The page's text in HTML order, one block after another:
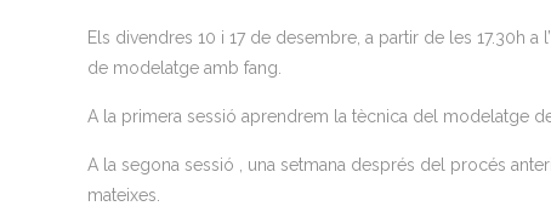
Els divendres 10 i 17 de desembre, a partir de les 17.30h
de modelatge amb fang.
A la primera sessió aprendrem la tècnica del modelatge
A la segona sessió , una setmana després del procés
mateixes.